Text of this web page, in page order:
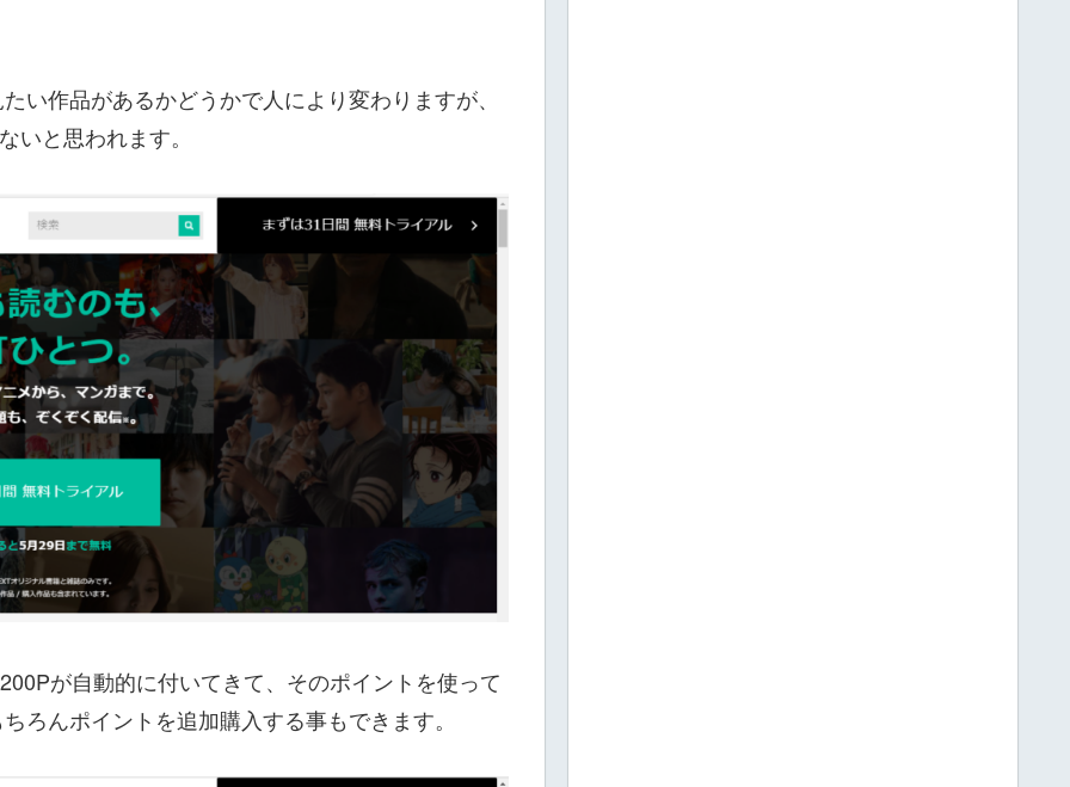
い作品があるかどうかで人により変わりますが、
いと思われます。
が自動的に付いてきて、そのポイントを使って
ろんポイントを追加購入する事もできます。